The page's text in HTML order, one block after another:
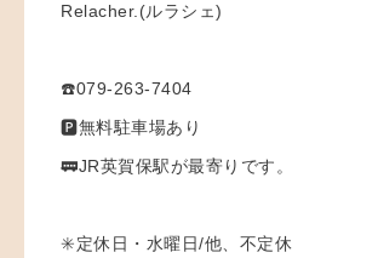
Relacher.(ルラシェ)
☎️079-263-7404
🅿️無料駐車場あり
🚃JR英賀保駅が最寄りです。
✳️定休日・水曜日/他、不定休